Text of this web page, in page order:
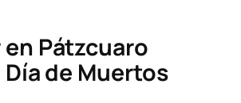
Pátzcuaro
de Muertos